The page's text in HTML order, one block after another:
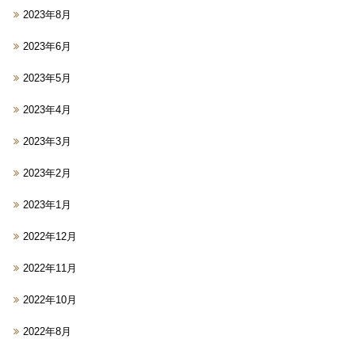
2023年8月
2023年6月
2023年5月
2023年4月
2023年3月
2023年2月
2023年1月
2022年12月
2022年11月
2022年10月
2022年8月